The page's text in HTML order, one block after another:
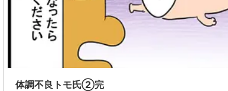
体調不良トモ氏②完